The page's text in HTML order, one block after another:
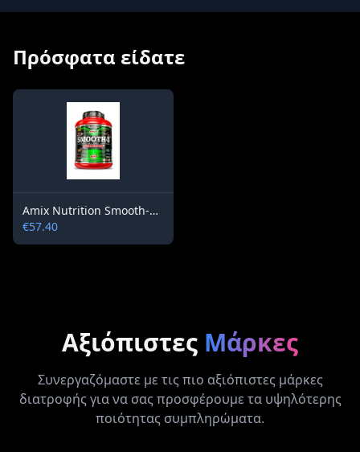
Πρόσφατα είδατε
Amix Nutrition Smooth-8 2300 g
€57.40
Αξιόπιστες Μάρκες
Συνεργαζόμαστε με τις πιο αξιόπιστες μάρκες
διατροφής για να σας προσφέρουμε τα υψηλότερης
ποιότητας συμπληρώματα.